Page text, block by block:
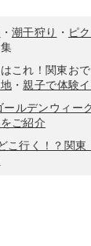
・ 潮干狩り ・ ピ
これ！関東お
・親子で体験
ールデンウィー
ご紹介
こ行く！？関